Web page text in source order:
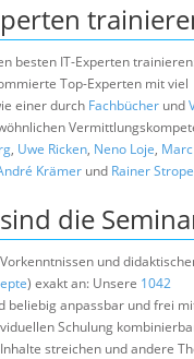
besten IT-Experten
Top-Experten mit viel
einer durch Fachbücher und
, Uwe Ricken, Neno Loje,
Krämer und Rainer
die
und
) exakt an: Unsere 1042
beliebig anpassbar und frei
Schulung
streichen und andere